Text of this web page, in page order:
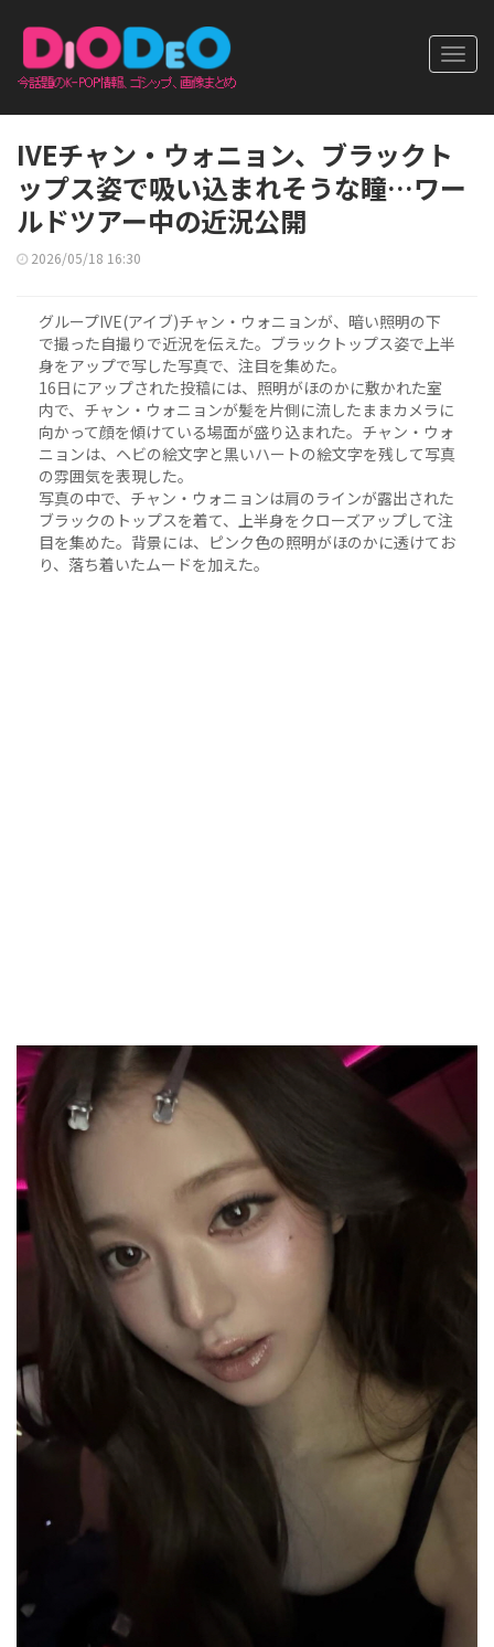
IVEチャン・ウォニョン、ブラックト
ップス姿で吸い込まれそうな瞳…ワー
ルドツアー中の近況公開
2026/05/18 16:30
グループIVE(アイブ)チャン・ウォニョンが、暗い照明の下
で撮った自撮りで近況を伝えた。ブラックトップス姿で上半
身をアップで写した写真で、注目を集めた。
16日にアップされた投稿には、照明がほのかに敷かれた室
内で、チャン・ウォニョンが髪を片側に流したままカメラに
向かって顔を傾けている場面が盛り込まれた。チャン・ウォ
ニョンは、ヘビの絵文字と黒いハートの絵文字を残して写真
の雰囲気を表現した。
写真の中で、チャン・ウォニョンは肩のラインが露出された
ブラックのトップスを着て、上半身をクローズアップして注
目を集めた。背景には、ピンク色の照明がほのかに透けてお
り、落ち着いたムードを加えた。